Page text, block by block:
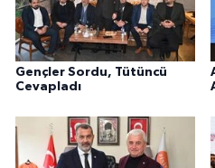
Gençler Sordu, Tütüncü
Cevapladı